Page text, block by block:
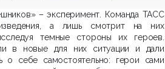
– эксперимент. Команда ТАСС
а лишь смотрит на них
темные стороны их героев.
в новые для них ситуации и дали
о себе самостоятельно: герои сами